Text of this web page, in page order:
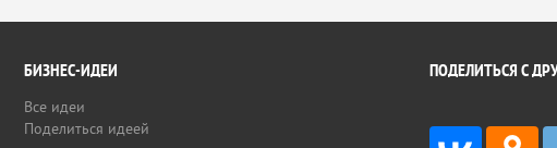
БИЗНЕС-ИДЕИ
Все идеи
Поделиться идеей
ПОДЕЛИТЬСЯ С